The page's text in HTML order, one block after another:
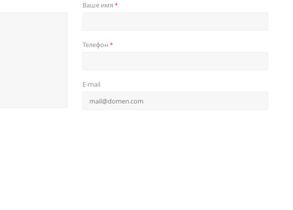
Ваше имя *
Телефон *
E-mail